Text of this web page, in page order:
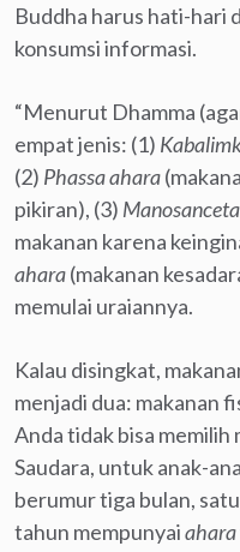
Buddha harus hati-hari
konsumsi informasi.
“Menurut Dhamma
empat jenis: (1)
(2) Phassa ahara
pikiran), (3)
makanan karena
ahara(makanan
memulai uraiannya.
Kalau disingkat,
menjadi dua: makanan
Anda tidak bisa memilih
Saudara, untuk anak-
berumur tiga bulan,
tahun mempunyaiahara